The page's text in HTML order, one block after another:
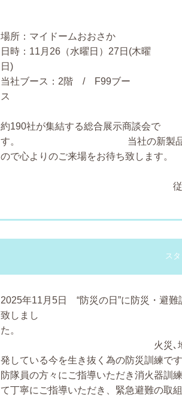
場所：マイドーム
日時：11月26（水曜日）27日(木曜
当社ブース：2階 / F99ブー
約190社が集結する総合展示商談会で
す。
当社の新製
ので心よりのご来場をお待ち致します。
従業員一
ス
2025年11月5日 “防災の日”に防災・避難
致しまし
火災､地震、自然
発している今を生き抜く為の防災訓練です
防隊員の方々にご指導いただき消火器訓
て丁寧にご指導いただき、緊急避難の取